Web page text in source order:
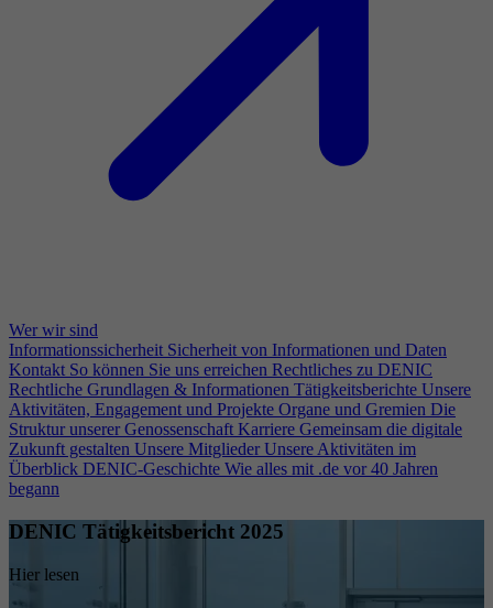
Wer wir sind
Informationssicherheit Sicherheit von Informationen und Daten
Kontakt So können Sie uns erreichen Rechtliches zu DENIC
Rechtliche Grundlagen & Informationen Tätigkeitsberichte Unsere
Aktivitäten, Engagement und Projekte Organe und Gremien Die
Struktur unserer Genossenschaft Karriere Gemeinsam die digitale
Zukunft gestalten Unsere Mitglieder Unsere Aktivitäten im
Überblick DENIC-Geschichte Wie alles mit .de vor 40 Jahren
begann
DENIC Tätigkeitsbericht 2025
Hier lesen